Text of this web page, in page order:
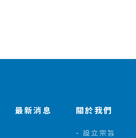
最新消息 關於我們
設立宗旨